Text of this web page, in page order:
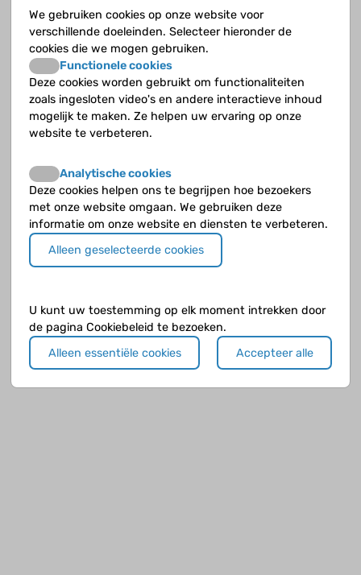
Geboortedefecten van de nieren en
aangeboren afwijkingen aan urinewegen
Afwijkingen aan nieren en urinewegen die voor je
geboorte ontstaan, noemen we CAKUT
(congenital anomalies of the kidney and urinary
tract). Ongeveer 40% van de kinderen met
nierinsufficiëntie heeft zo’n aangeboren
We gebruiken cookies op onze website voor
verschillende doeleinden. Selecteer hieronder de
cookies die we mogen gebruiken.
Functionele cookies
Deze cookies worden gebruikt om functionaliteiten
zoals ingesloten video's en andere interactieve inhoud
mogelijk te maken. Ze helpen uw ervaring op onze
website te verbeteren.
Analytische cookies
Deze cookies helpen ons te begrijpen hoe bezoekers
met onze website omgaan. We gebruiken deze
informatie om onze website en diensten te verbeteren.
Alleen geselecteerde cookies
U kunt uw toestemming op elk moment intrekken door
de pagina Cookiebeleid te bezoeken.
Alleen essentiële cookies
Accepteer alle